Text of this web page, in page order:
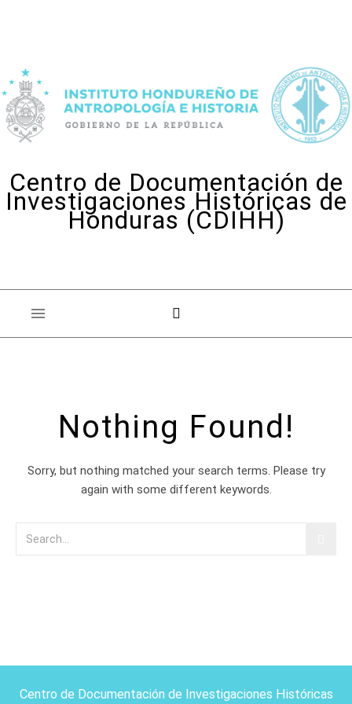
Centro de Documentación de
Investigaciones Históricas de
Honduras (CDIHH)
Nothing Found!
Sorry, but nothing matched your search terms. Please try
again with some different keywords.
Centro de Documentación de Investigaciones Históricas